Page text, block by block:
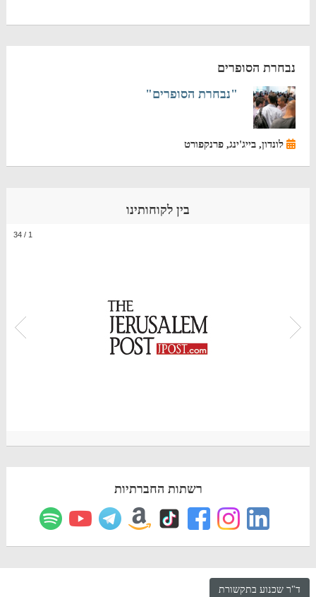
נבחרת הסופרים
"נבחרת הסופרים"
לונדון, בייג'ינג, פרנקפורט
בין לקוחותינו
1
/
34
רשתות החברתיות
ד"ר שכנוע בתקשורת